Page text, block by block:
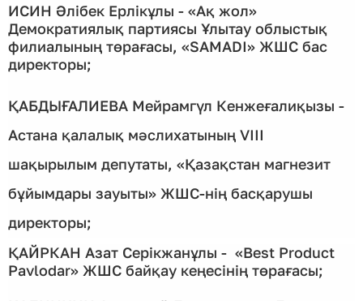
ИСИН Әлібек Ерлікұлы - «Ақ жол»
Демократиялық партиясы Ұлытау облыстық
филиалының төрағасы, «SAMADI» ЖШС бас
директоры;
ҚАБДЫҒАЛИЕВА Мейрамгүл Кенжеғалиқызы -
Астана қалалық мәслихатының VIІI
шақырылым депутаты, «Қазақстан магнезит
бұйымдары зауыты» ЖШС-нің басқарушы
директоры;
ҚАЙРКАН Азат Серікжанұлы - «Best Product
Pavlodar» ЖШС байқау кеңесінің төрағасы;